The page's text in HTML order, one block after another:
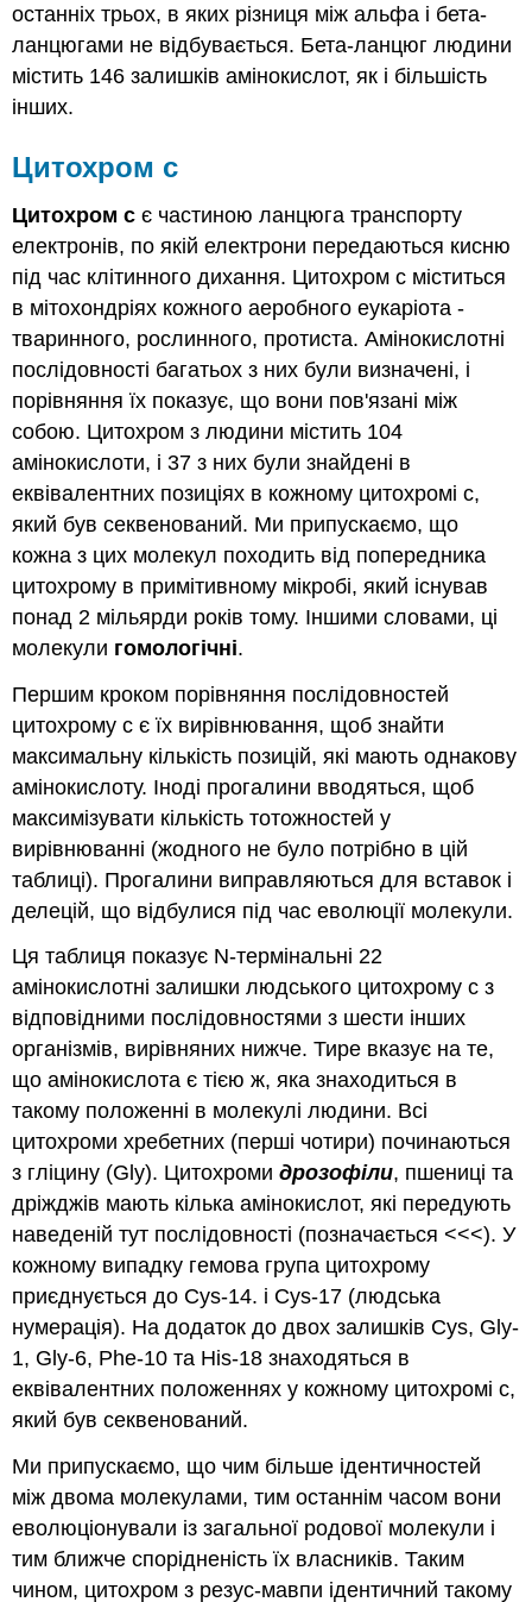
останніх трьох, в яких різниця між альфа і бета-
ланцюгами не відбувається. Бета-ланцюг людини
містить 146 залишків амінокислот, як і більшість
інших.
Цитохром с
Цитохром c є частиною ланцюга транспорту
електронів, по якій електрони передаються кисню
під час клітинного дихання. Цитохром c міститься
в мітохондріях кожного аеробного еукаріота -
тваринного, рослинного, протиста. Амінокислотні
послідовності багатьох з них були визначені, і
порівняння їх показує, що вони пов'язані між
собою. Цитохром з людини містить 104
амінокислоти, і 37 з них були знайдені в
еквівалентних позиціях в кожному цитохромі c,
який був секвенований. Ми припускаємо, що
кожна з цих молекул походить від попередника
цитохрому в примітивному мікробі, який існував
понад 2 мільярди років тому. Іншими словами, ці
молекули гомологічні.
Першим кроком порівняння послідовностей
цитохрому c є їх вирівнювання, щоб знайти
максимальну кількість позицій, які мають однакову
амінокислоту. Іноді прогалини вводяться, щоб
максимізувати кількість тотожностей у
вирівнюванні (жодного не було потрібно в цій
таблиці). Прогалини виправляються для вставок і
делецій, що відбулися під час еволюції молекули.
Ця таблиця показує N-термінальні 22
амінокислотні залишки людського цитохрому c з
відповідними послідовностями з шести інших
організмів, вирівняних нижче. Тире вказує на те,
що амінокислота є тією ж, яка знаходиться в
такому положенні в молекулі людини. Всі
цитохроми хребетних (перші чотири) починаються
з гліцину (Gly). Цитохромидрозофіли, пшениці та
дріжджів мають кілька амінокислот, які передують
наведеній тут послідовності (позначається <<<). У
кожному випадку гемова група цитохрому
приєднується до Cys-14. і Cys-17 (людська
нумерація). На додаток до двох залишків Cys, Gly-
1, Gly-6, Phe-10 та His-18 знаходяться в
еквівалентних положеннях у кожному цитохромі c,
який був секвенований.
Ми припускаємо, що чим більше ідентичностей
між двома молекулами, тим останнім часом вони
еволюціонували із загальної родової молекули і
тим ближче спорідненість їх власників. Таким
чином, цитохром з резус-мавпи ідентичний такому